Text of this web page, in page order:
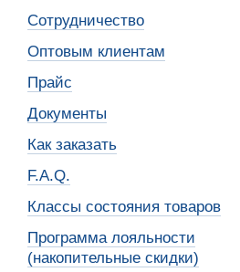
Сотрудничество
Оптовым клиентам
Прайс
Документы
Как заказать
F.A.Q.
Классы состояния товаров
Программа лояльности
(накопительные скидки)